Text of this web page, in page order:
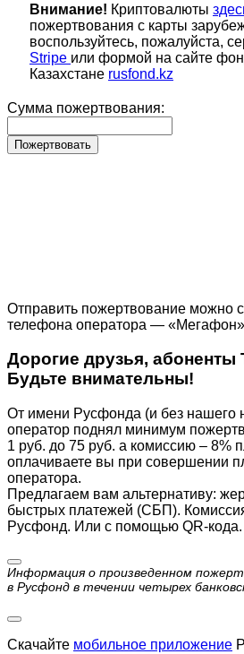
Внимание! Криптовалюты
пожертвования с карты
воспользуйтесь, пожалуйста,
Stripe или формой на сайте
Казахстане rusfond.kz
Сумма пожертвования:
Пожертвовать
Отправить пожертвование можно
телефона оператора —
Дорогие друзья, абоненты
Будьте внимательны!
От имени Русфонда (и без нашего
оператор поднял минимум
1 руб. до 75 руб. а комиссию – 8%
оплачиваете вы при совершении
оператора.
Предлагаем вам альтернативу:
быстрых платежей (СБП).
Русфонд. Или с помощью QR-
Информация о произведенном
в Русфонд в течении четырех
Скачайте мобильное приложение